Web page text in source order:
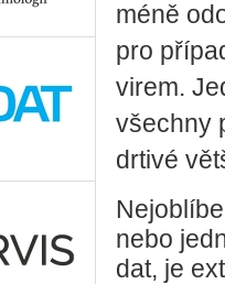
méně
pro
virem.
všechny
drtivé
nebo
dat, je